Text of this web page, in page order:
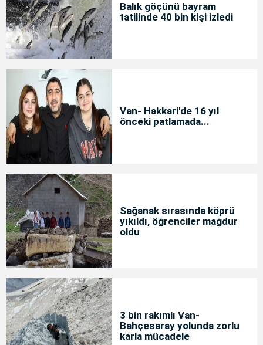
Balık göçünü bayram
tatilinde 40 bin kişi izledi
Van- Hakkari'de 16 yıl
önceki patlamada...
Sağanak sırasında köprü
yıkıldı, öğrenciler mağdur
oldu
3 bin rakımlı Van-
Bahçesaray yolunda zorlu
karla mücadele